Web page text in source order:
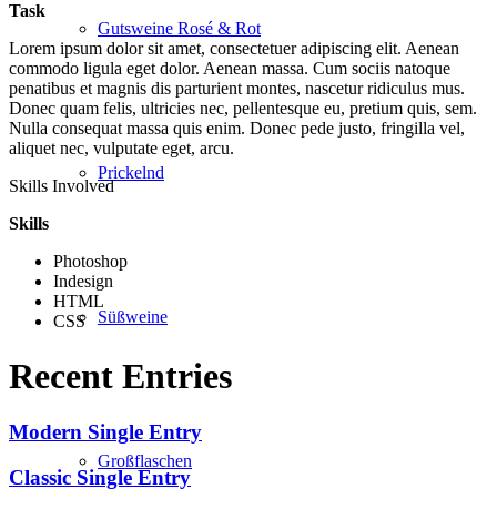
Gutsweine Rosé & Rot
Prickelnd
Süßweine
Großflaschen
Task
Lorem ipsum dolor sit amet, consectetuer adipiscing elit. Aenean
commodo ligula eget dolor. Aenean massa. Cum sociis natoque
penatibus et magnis dis parturient montes, nascetur ridiculus mus.
Donec quam felis, ultricies nec, pellentesque eu, pretium quis, sem.
Nulla consequat massa quis enim. Donec pede justo, fringilla vel,
aliquet nec, vulputate eget, arcu.
Skills Involved
Skills
Photoshop
Indesign
HTML
CSS
Recent Entries
Modern Single Entry
Classic Single Entry